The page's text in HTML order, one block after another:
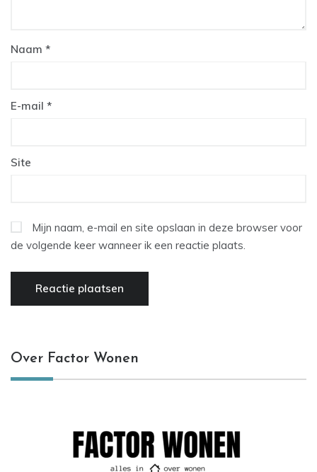
Naam *
E-mail *
Site
Mijn naam, e-mail en site opslaan in deze browser voor
de volgende keer wanneer ik een reactie plaats.
Over Factor Wonen